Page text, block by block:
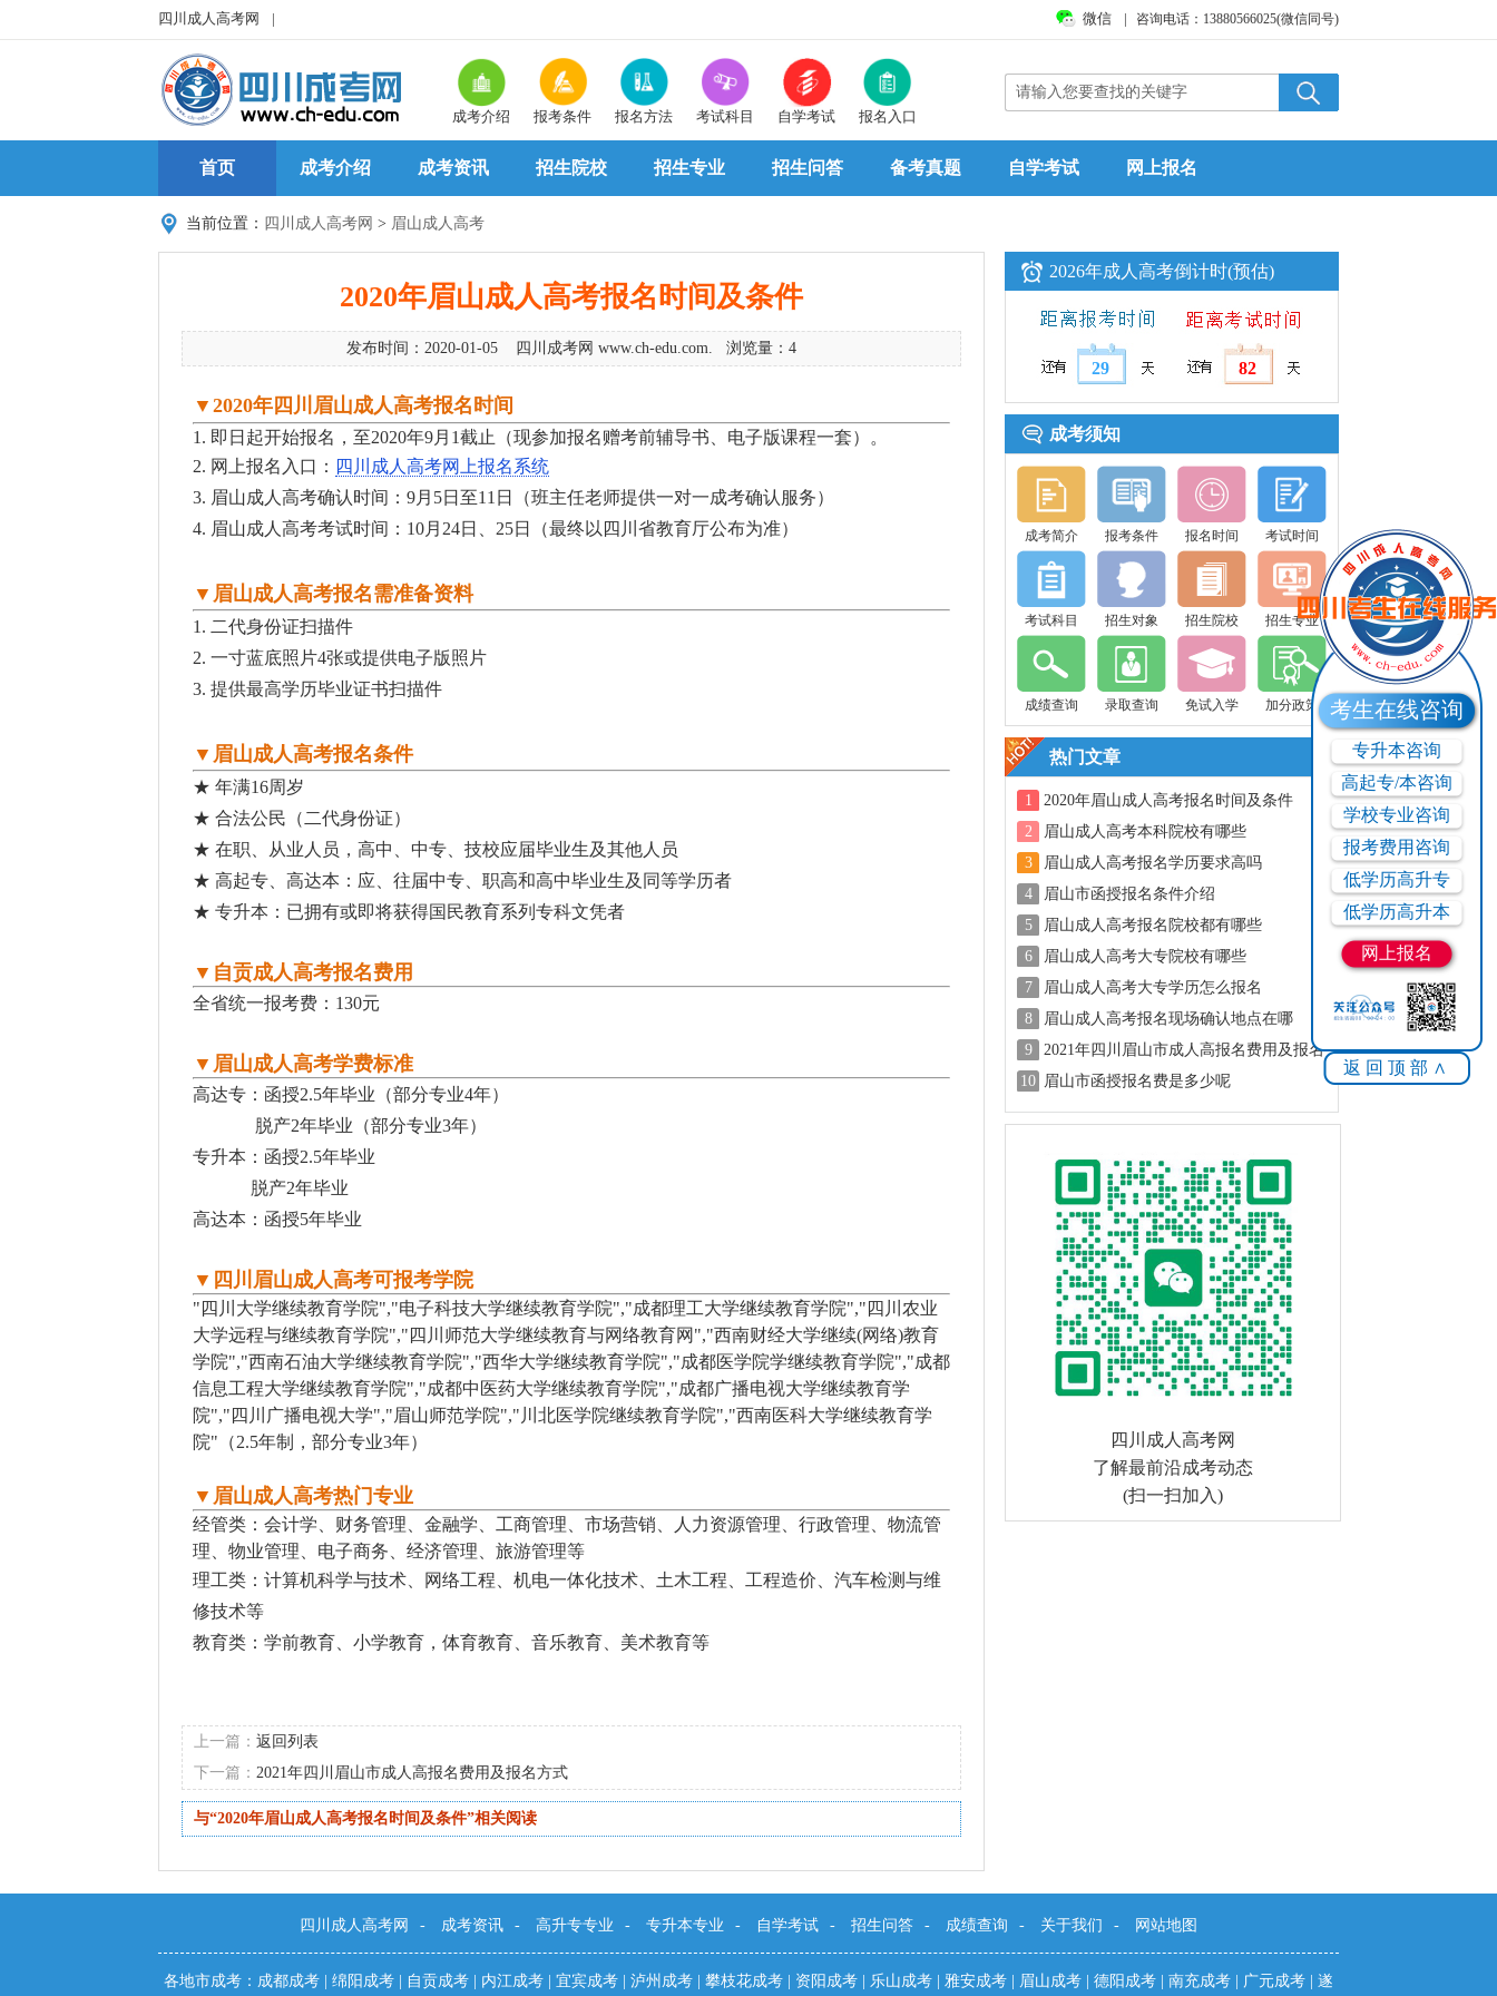
考生在线咨询
专升本咨询
高起专/本咨询
学校专业咨询
报考费用咨询
低学历高升专
低学历高升本
网上报名
返回顶部∧
四川成人高考网 | 微信 | 咨询电话：13880566025(微信同号)
成考介绍 报考条件 报名方法 考试科目 自学考试 报名入口
首页 成考介绍 成考资讯 招生院校 招生专业 招生问答 备考真题 自学考试 网上报名
当前位置： 四川成人高考网 > 眉山成人高考
2020年眉山成人高考报名时间及条件
发布时间：2020-01-05 四川成考网 www.ch-edu.com. 浏览量：4
▼ 2020年四川眉山成人高考报名时间
1. 即日起开始报名，至2020年9月1截止（现参加报名赠考前辅导书、电子版课程一套）。
2. 网上报名入口： 四川成人高考网上报名系统
3. 眉山成人高考确认时间：9月5日至11日（班主任老师提供一对一成考确认服务）
4. 眉山成人高考考试时间：10月24日、25日（最终以四川省教育厅公布为准）
▼眉山成人高考报名需准备资料
1. 二代身份证扫描件
2. 一寸蓝底照片4张或提供电子版照片
3. 提供最高学历毕业证书扫描件
▼眉山成人高考报名条件
★ 年满16周岁
★ 合法公民（二代身份证）
★ 在职、从业人员，高中、中专、技校应届毕业生及其他人员
★ 高起专、高达本：应、往届中专、职高和高中毕业生及同等学历者
★ 专升本：已拥有或即将获得国民教育系列专科文凭者
▼自贡成人高考报名费用
全省统一报考费：130元
▼眉山成人高考学费标准
高达专：函授2.5年毕业（部分专业4年）
脱产2年毕业（部分专业3年）
专升本：函授2.5年毕业
脱产2年毕业
高达本：函授5年毕业
▼四川眉山成人高考可报考学院
"四川大学继续教育学院","电子科技大学继续教育学院","成都理工大学继续教育学院","四川农业
大学远程与继续教育学院","四川师范大学继续教育与网络教育网","西南财经大学继续(网络)教育
学院","西南石油大学继续教育学院","西华大学继续教育学院","成都医学院学继续教育学院","成都
信息工程大学继续教育学院","成都中医药大学继续教育学院","成都广播电视大学继续教育学
院","四川广播电视大学","眉山师范学院","川北医学院继续教育学院","西南医科大学继续教育学
院"（2.5年制，部分专业3年）
▼眉山成人高考热门专业
经管类：会计学、财务管理、金融学、工商管理、市场营销、人力资源管理、行政管理、物流管
理、物业管理、电子商务、经济管理、旅游管理等
理工类：计算机科学与技术、网络工程、机电一体化技术、土木工程、工程造价、汽车检测与维
修技术等
教育类：学前教育、小学教育，体育教育、音乐教育、美术教育等
上一篇： 返回列表
下一篇： 2021年四川眉山市成人高报名费用及报名方式
与“2020年眉山成人高考报名时间及条件”相关阅读
2026年成人高考倒计时(预估)
29 82
成考须知
成考简介 报考条件 报名时间 考试时间
考试科目 招生对象 招生院校 招生专业
成绩查询 录取查询 免试入学 加分政策
热门文章
1
2020年眉山成人高考报名时间及条件
2
眉山成人高考本科院校有哪些
3
眉山成人高考报名学历要求高吗
4
眉山市函授报名条件介绍
5
眉山成人高考报名院校都有哪些
6
眉山成人高考大专院校有哪些
7
眉山成人高考大专学历怎么报名
8
眉山成人高考报名现场确认地点在哪
9
2021年四川眉山市成人高报名费用及报名
方式
10 眉山市函授报名费是多少呢
四川成人高考网
了解最前沿成考动态
(扫一扫加入)
四川成人高考网 - 成考资讯 - 高升专专业 - 专升本专业 - 自学考试 - 招生问答 - 成绩查询 - 关于我们 - 网站地图
各地市成考： 成都成考 绵阳成考 自贡成考 内江成考 宜宾成考 泸州成考 攀枝花成考 资阳成考 乐山成考 雅安成考 眉山成考 德阳成考 南充成考 广元成考 遂